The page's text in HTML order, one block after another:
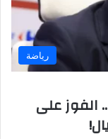
رياضة
الفوز على